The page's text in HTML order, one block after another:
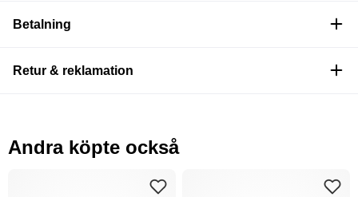
Betalning
Retur & reklamation
Andra köpte också